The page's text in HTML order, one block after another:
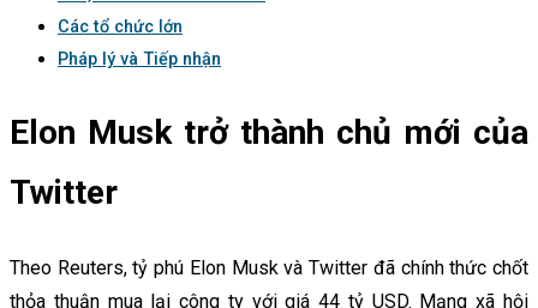
Các tổ chức lớn
Pháp lý và Tiếp nhận
Elon Musk trở thành chủ mới của
Twitter
Theo Reuters, tỷ phú Elon Musk và Twitter đã chính thức chốt
thỏa thuận mua lại công ty với giá 44 tỷ USD. Mạng xã hội